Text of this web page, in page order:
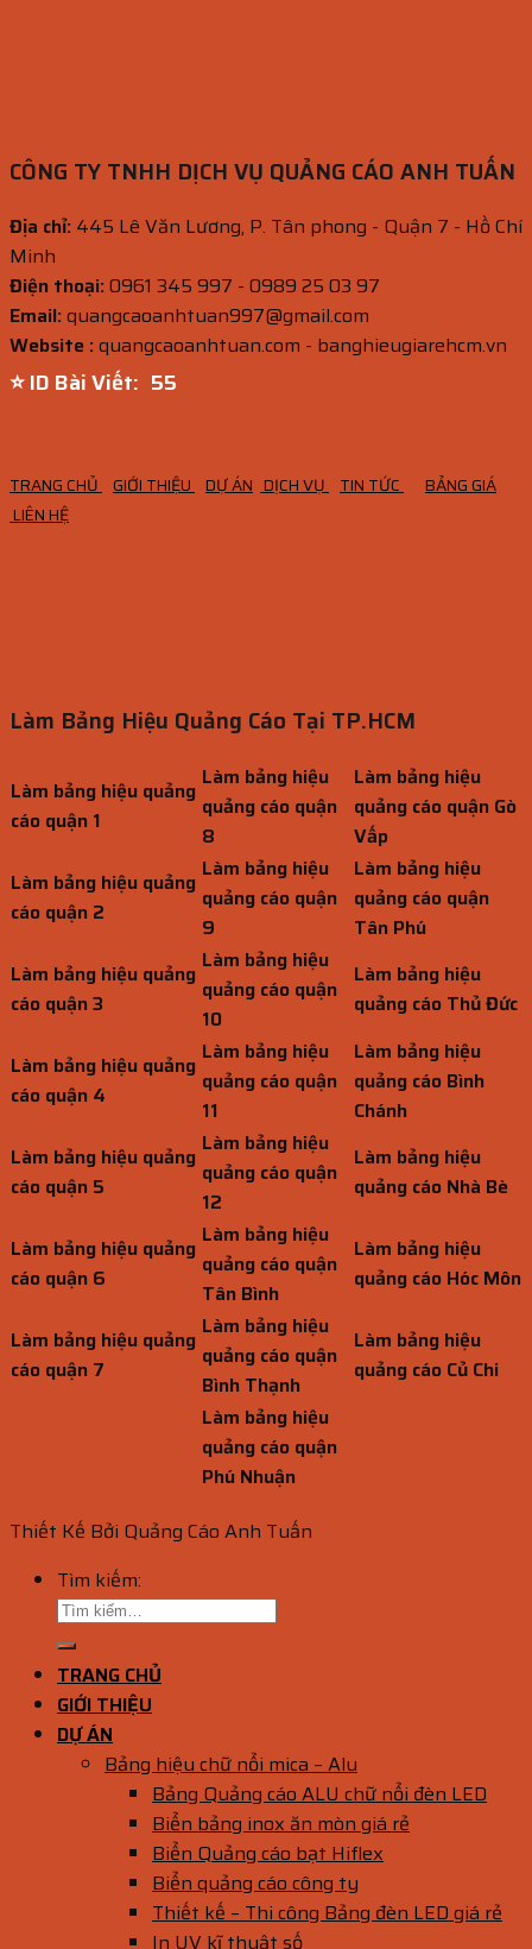
CÔNG TY TNHH DỊCH VỤ QUẢNG CÁO ANH TUẤN
Địa chỉ: 445 Lê Văn Lương, P. Tân phong - Quận 7 - Hồ Chí
Minh
Điện thoại:0961 345 997 - 0989 25 03 97
Email:quangcaoanhtuan997@gmail.com
Website :quangcaoanhtuan.com - banghieugiarehcm.vn
⭐ ID Bài Viết: 54
TRANG CHỦ GIỚI THIỆU DỰ ÁN DỊCH VỤ TIN TỨC
BẢNG GIÁ
LIÊN HỆ
Làm Bảng Hiệu Quảng Cáo Tại TP.HCM
Làm bảng hiệu quảng
cáo quận 1
Làm bảng hiệu
quảng cáo quận
8
Làm bảng hiệu
quảng cáo quận Gò
Vấp
Làm bảng hiệu quảng
cáo quận 2
Làm bảng hiệu
quảng cáo quận
9
Làm bảng hiệu
quảng cáo quận
Tân Phú
Làm bảng hiệu quảng
cáo quận 3
Làm bảng hiệu
quảng cáo quận
10
Làm bảng hiệu
quảng cáo Thủ Đức
Làm bảng hiệu quảng
cáo quận 4
Làm bảng hiệu
quảng cáo quận
11
Làm bảng hiệu
quảng cáo Bình
Chánh
Làm bảng hiệu quảng
cáo quận 5
Làm bảng hiệu
quảng cáo quận
12
Làm bảng hiệu
quảng cáo Nhà Bè
Làm bảng hiệu quảng
cáo quận 6
Làm bảng hiệu
quảng cáo quận
Tân Bình
Làm bảng hiệu
quảng cáo Hóc Môn
Làm bảng hiệu quảng
cáo quận 7
Làm bảng hiệu
quảng cáo quận
Bình Thạnh
Làm bảng hiệu
quảng cáo Củ Chi
Làm bảng hiệu
quảng cáo quận
Phú Nhuận
Thiết Kế Bởi Quảng Cáo Anh Tuấn
Tìm kiếm:
TRANG CHỦ
GIỚI THIỆU
DỰ ÁN
Bảng hiệu chữ nổi mica – Alu
Bảng Quảng cáo ALU chữ nổi đèn LED
Biển bảng inox ăn mòn giá rẻ
Biển Quảng cáo bạt Hiflex
Biển quảng cáo công ty
Thiết kế – Thi công Bảng đèn LED giá rẻ
In UV kĩ thuật số